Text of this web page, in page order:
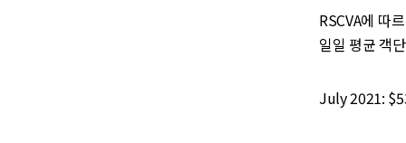
RSCVA에 따
일일 평균 객
July 2021: